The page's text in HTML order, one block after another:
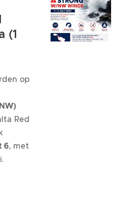
(1
op
Red
6, met